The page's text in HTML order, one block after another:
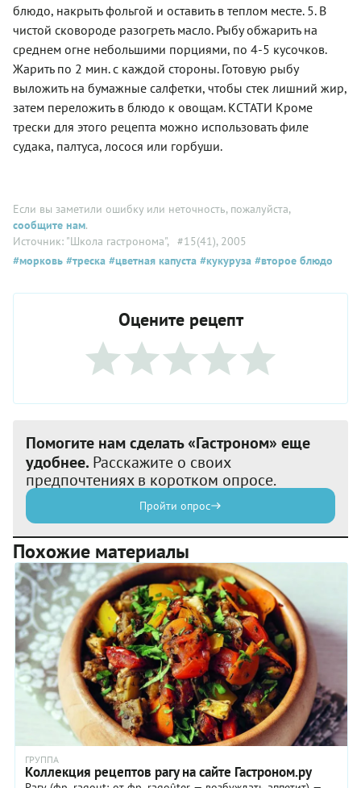
блюдо, накрыть фольгой и оставить в теплом месте. 5. В
чистой сковороде разогреть масло. Рыбу обжарить на
среднем огне небольшими порциями, по 4-5 кусочков.
Жарить по 2 мин. с каждой стороны. Готовую рыбу
выложить на бумажные салфетки, чтобы стек лишний жир,
затем переложить в блюдо к овощам. КСТАТИ Кроме
трески для этого рецепта можно использовать филе
судака, палтуса, лосося или горбуши.
Если вы заметили ошибку или неточность, пожалуйста,
сообщите нам.
Источник: "Школа гастронома", #15(41), 2005
#морковь #треска #цветная капуста #кукуруза #второе блюдо
Оцените рецепт
Помогите нам сделать «Гастроном» еще
удобнее. Расскажите о своих
предпочтениях в коротком опросе.
Пройти опрос
Похожие материалы
ГРУППА
Коллекция рецептов рагу на сайте Гастроном.ру